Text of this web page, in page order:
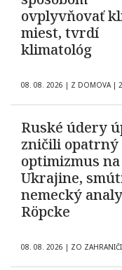
ovplyvňovať
miest, tvrdí
klimatológ
08. 08. 2026 | Z DOMOVA |
Ruské údery
zničili opatrný
optimizmus na
Ukrajine,
nemecký
Röpcke
08. 08. 2026 | ZO